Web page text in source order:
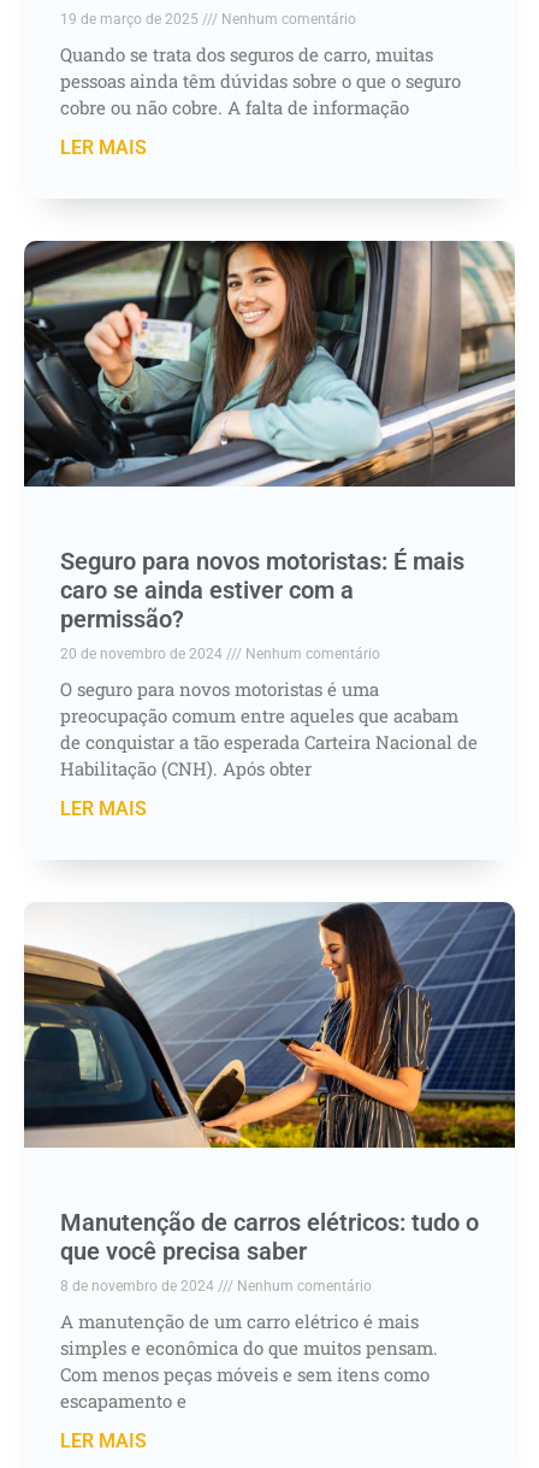
19 de março de 2025 Nenhum comentário
Quando se trata dos seguros de carro, muitas
pessoas ainda têm dúvidas sobre o que o seguro
cobre ou não cobre. A falta de informação
LER MAIS
Seguro para novos motoristas: É mais
caro se ainda estiver com a
permissão?
20 de novembro de 2024 Nenhum comentário
O seguro para novos motoristas é uma
preocupação comum entre aqueles que acabam
de conquistar a tão esperada Carteira Nacional de
Habilitação (CNH). Após obter
LER MAIS
Manutenção de carros elétricos: tudo o
que você precisa saber
8 de novembro de 2024 Nenhum comentário
A manutenção de um carro elétrico é mais
simples e econômica do que muitos pensam.
Com menos peças móveis e sem itens como
escapamento e
LER MAIS